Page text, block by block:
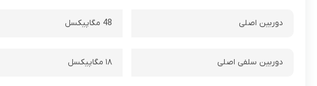
دوربین اصلی 48 مگاپیکسل
دوربین سلفی اصلی ۱۸ مگاپیکسل